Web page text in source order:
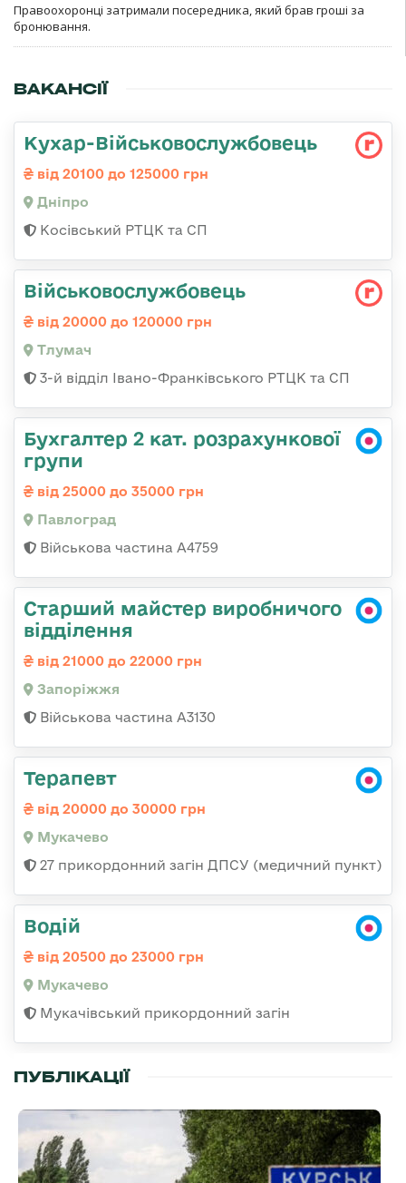
Правоохоронці затримали посередника, який брав гроші за
бронювання.
ВАКАНСІЇ
Кухар-Військовослужбовець
від 20100 до 125000 грн
Дніпро
Косівський РТЦК та СП
Військовослужбовець
від 20000 до 120000 грн
Тлумач
3-й відділ Івано-Франківського РТЦК та СП
Бухгалтер 2 кат. розрахункової
групи
від 25000 до 35000 грн
Павлоград
Військова частина А4759
Старший майстер виробничого
відділення
від 21000 до 22000 грн
Запоріжжя
Військова частина А3130
Терапевт
від 20000 до 30000 грн
Мукачево
27 прикордонний загін ДПСУ (медичний пункт)
Водій
від 20500 до 23000 грн
Мукачево
Мукачівський прикордонний загін
ПУБЛІКАЦІЇ